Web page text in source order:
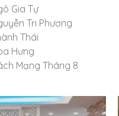
Gia Tự
Tri Phương
Thái
Hưng
Mạng Tháng 8